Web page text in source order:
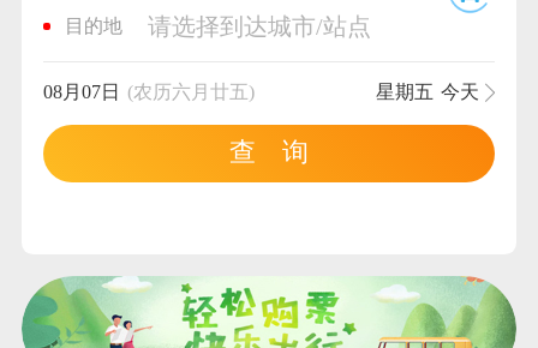
目的地 请选择到达城市/站点
08月07日 (农历六月廿五) 星期五 今天
查 询